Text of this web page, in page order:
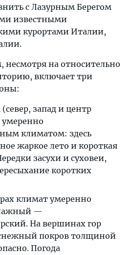
с Лазурным Берегом
известными
курортами Италии,
несмотря на относительно
включает три
запад и центр
умеренно
климатом: здесь
жаркое лето и короткая
засухи и суховеи,
коротких
климат умеренно
—
На вершинах гор
покров толщиной
Погода